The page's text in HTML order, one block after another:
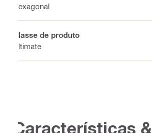
Hexagonal
Classe de produto
Ultimate
Características &